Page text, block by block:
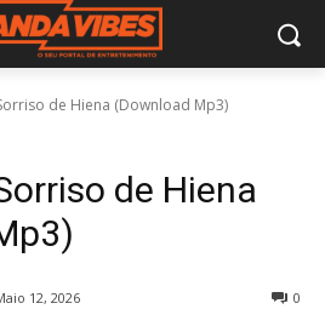
de Hiena (Download Mp3)
de Hiena
12, 2026 0